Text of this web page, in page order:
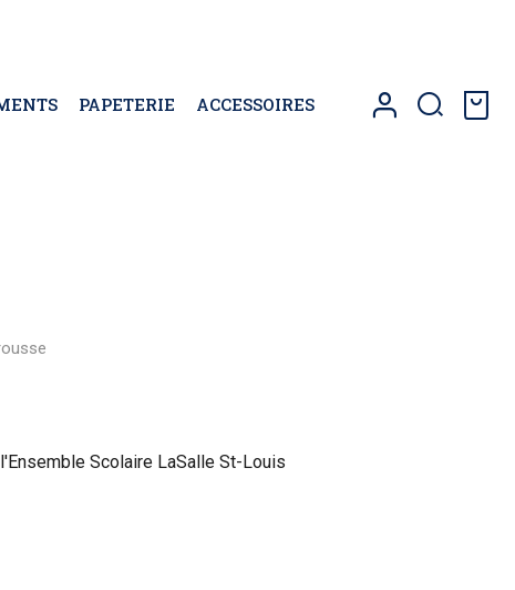
PAPETERIE ACCESSOIRES
Scolaire LaSalle St-Louis